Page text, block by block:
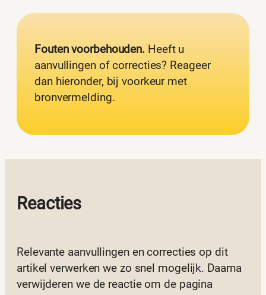
Fouten voorbehouden. Heeft u
aanvullingen of correcties? Reageer
dan hieronder, bij voorkeur met
bronvermelding.
Reacties
Relevante aanvullingen en correcties op dit
artikel verwerken we zo snel mogelijk. Daarna
verwijderen we de reactie om de pagina